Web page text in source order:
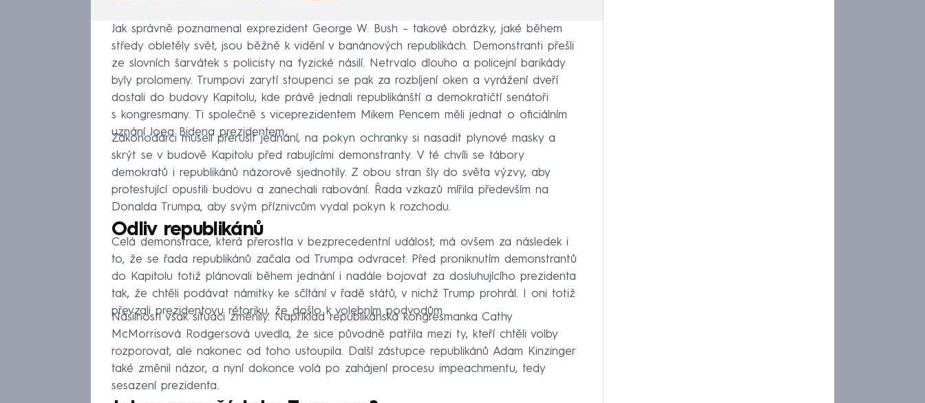
Jak správně poznamenal exprezident George W. Bush – takové obrázky, jaké během
středy obletěly svět, jsou běžně k vidění v banánových republikách. Demonstranti přešli
ze slovních šarvátek s policisty na fyzické násilí. Netrvalo dlouho a policejní barikády
byly prolomeny. Trumpovi zarytí stoupenci se pak za rozbíjení oken a vyrážení dveří
dostali do budovy Kapitolu, kde právě jednali republikánští a demokratičtí senátoři
s kongresmany. Ti společně s viceprezidentem Mikem Pencem měli jednat o oficiálním
uznání Joea Bidena prezidentem.
Zákonodárci museli přerušit jednání, na pokyn ochranky si nasadit plynové masky a
skrýt se v budově Kapitolu před rabujícími demonstranty. V té chvíli se tábory
demokratů i republikánů názorově sjednotily. Z obou stran šly do světa výzvy, aby
protestující opustili budovu a zanechali rabování. Řada vzkazů mířila především na
Donalda Trumpa, aby svým příznivcům vydal pokyn k rozchodu.
Odliv republikánů
Celá demonstrace, která přerostla v bezprecedentní událost, má ovšem za následek i
to, že se řada republikánů začala od Trumpa odvracet. Před proniknutím demonstrantů
do Kapitolu totiž plánovali během jednání i nadále bojovat za dosluhujícího prezidenta
tak, že chtěli podávat námitky ke sčítání v řadě států, v nichž Trump prohrál. I oni totiž
převzali prezidentovu rétoriku, že došlo k volebním podvodům.
Násilnosti však situaci změnily. Například republikánská kongresmanka Cathy
McMorrisová Rodgersová uvedla, že sice původně patřila mezi ty, kteří chtěli volby
rozporovat, ale nakonec od toho ustoupila. Další zástupce republikánů Adam Kinzinger
také změnil názor, a nyní dokonce volá po zahájení procesu impeachmentu, tedy
sesazení prezidenta.